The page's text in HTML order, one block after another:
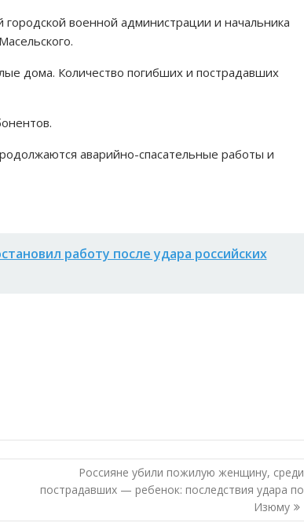
военной администрации и начальника
дома. Количество погибших и пострадавших
аварийно-спасательные работы и
работу после удара российских
Россияне убили пожилую женщину, среди
пострадавших — ребенок: последствия удара по
Изюму